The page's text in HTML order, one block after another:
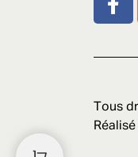
Tous